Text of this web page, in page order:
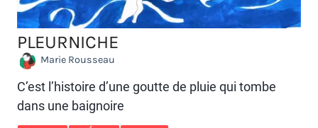
PLEURNICHE
Marie Rousseau
C’est l’histoire d’une goutte de pluie qui tombe
dans une baignoire